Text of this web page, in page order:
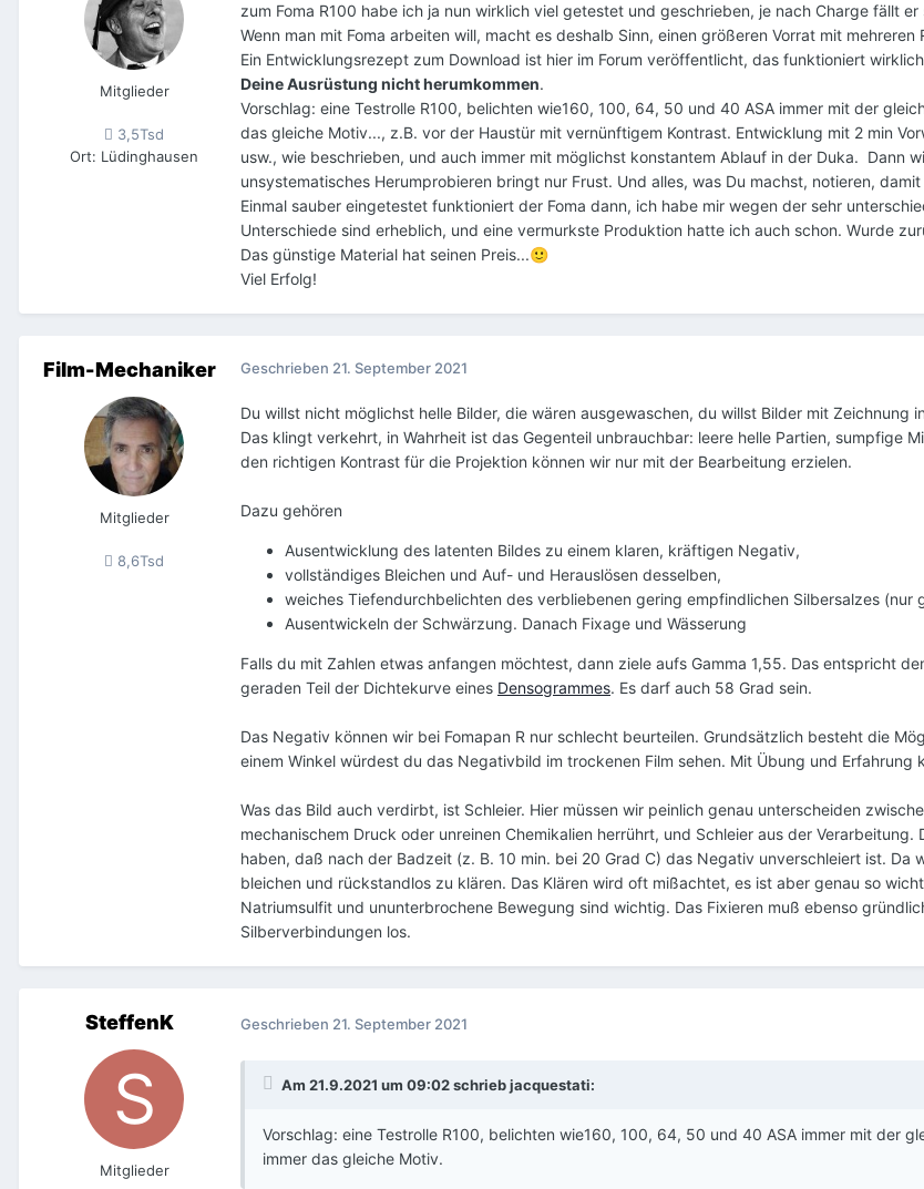
Mitglieder
3,5Tsd
Ort: Lüdinghausen
zum Foma R100 habe ich ja nun wirklich viel getestet und geschrieben, je nach Charge fällt
Wenn man mit Foma arbeiten will, macht es deshalb Sinn, einen größeren Vorrat mit
Ein Entwicklungsrezept zum Download ist hier im Forum veröffentlicht, das funktioniert
Deine Ausrüstung nicht herumkommen.
Vorschlag: eine Testrolle R100, belichten wie160, 100, 64, 50 und 40 ASA immer mit der
das gleiche Motiv..., z.B. vor der Haustür mit vernünftigem Kontrast. Entwicklung mit 2 min
usw., wie beschrieben, und auch immer mit möglichst konstantem Ablauf in der Duka. Dann
unsystematisches Herumprobieren bringt nur Frust. Und alles, was Du machst, notieren,
Einmal sauber eingetestet funktioniert der Foma dann, ich habe mir wegen der sehr
Unterschiede sind erheblich, und eine vermurkste Produktion hatte ich auch schon. Wurde
Das günstige Material hat seinen Preis...🙂
Viel Erfolg!
Film-Mechaniker
Mitglieder
8,6Tsd
Geschrieben 21. September 2021
Du willst nicht möglichst helle Bilder, die wären ausgewaschen, du willst Bilder mit
Das klingt verkehrt, in Wahrheit ist das Gegenteil unbrauchbar: leere helle Partien, sumpfige
den richtigen Kontrast für die Projektion können wir nur mit der Bearbeitung erzielen.
Dazu gehören
Ausentwicklung des latenten Bildes zu einem klaren, kräftigen Negativ,
vollständiges Bleichen und Auf- und Herauslösen desselben,
weiches Tiefendurchbelichten des verbliebenen gering empfindlichen Silbersalzes (nur
Ausentwickeln der Schwärzung. Danach Fixage und Wässerung
Falls du mit Zahlen etwas anfangen möchtest, dann ziele aufs Gamma 1,55. Das entspricht
geraden Teil der Dichtekurve eines Densogrammes. Es darf auch 58 Grad sein.
Das Negativ können wir bei Fomapan R nur schlecht beurteilen. Grundsätzlich besteht die
einem Winkel würdest du das Negativbild im trockenen Film sehen. Mit Übung und
Was das Bild auch verdirbt, ist Schleier. Hier müssen wir peinlich genau unterscheiden
mechanischem Druck oder unreinen Chemikalien herrührt, und Schleier aus der
haben, daß nach der Badzeit (z. B. 10 min. bei 20 Grad C) das Negativ unverschleiert ist.
bleichen und rückstandlos zu klären. Das Klären wird oft mißachtet, es ist aber genau so
Natriumsulfit und ununterbrochene Bewegung sind wichtig. Das Fixieren muß ebenso
Silberverbindungen los.
SteffenK
Mitglieder
Geschrieben 21. September 2021
Am 21.9.2021 um 09:02 schriebjacquestati:
Vorschlag: eine Testrolle R100, belichten wie160, 100, 64, 50 und 40 ASA immer mit der
immer das gleiche Motiv.